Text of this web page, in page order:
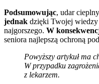
Podsumowując, udar
jednak dzięki Twojej
najgorszego. W
seniora najlepszą ochroną
Powyższy artykuł ma
W przypadku
z lekarzem.